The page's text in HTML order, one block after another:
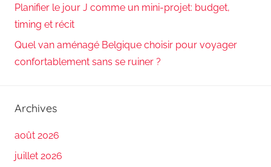
Planifier le jour J comme un mini-projet: budget,
timing et récit
Quel van aménagé Belgique choisir pour voyager
confortablement sans se ruiner ?
Archives
août 2026
juillet 2026